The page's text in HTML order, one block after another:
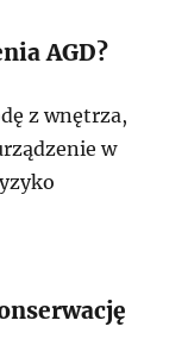
AGD?
z wnętrza,
w